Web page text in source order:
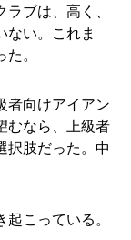
ブは、高く、
ない。これま
。
者向けアイアン
むなら、上級者
択肢だった。中
こっている。